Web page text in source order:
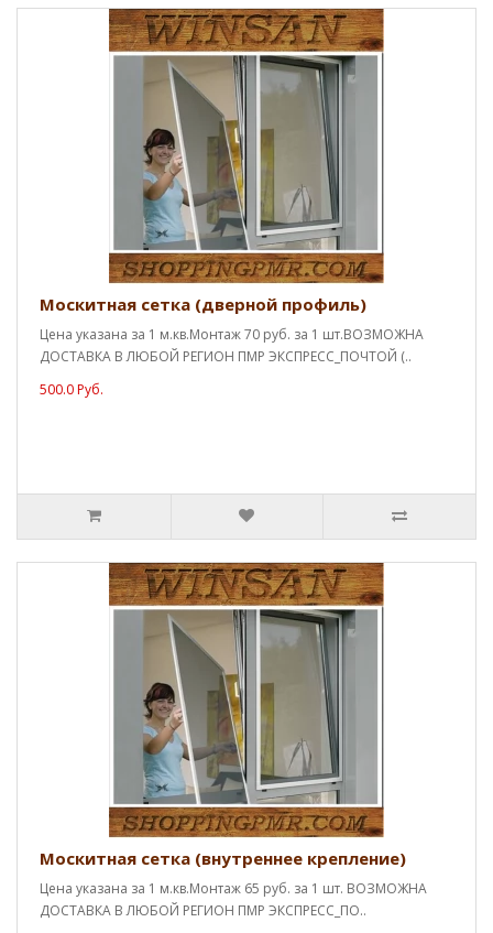
Москитная сетка (дверной профиль)
Цена указана за 1 м.кв.Монтаж 70 руб. за 1 шт.ВОЗМОЖНА
ДОСТАВКА В ЛЮБОЙ РЕГИОН ПМР ЭКСПРЕСС_ПОЧТОЙ (..
500.0 Руб.
Москитная сетка (внутреннее крепление)
Цена указана за 1 м.кв.Монтаж 65 руб. за 1 шт. ВОЗМОЖНА
ДОСТАВКА В ЛЮБОЙ РЕГИОН ПМР ЭКСПРЕСС_ПО..